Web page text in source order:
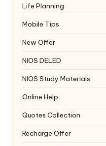
Life Planning
Mobile Tips
New Offer
NIOS DELED
NIOS Study Materials
Online Help
Quotes Collection
Recharge Offer